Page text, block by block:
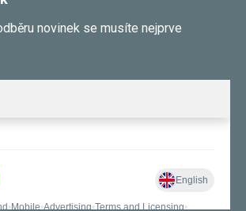
novinek se musíte nejprve